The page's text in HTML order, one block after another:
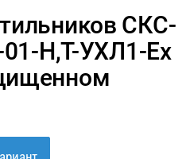
СКС-
Н,Т-УХЛ1-Ех